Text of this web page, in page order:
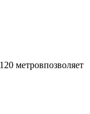
метровпозволяет